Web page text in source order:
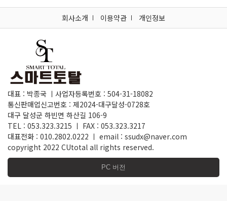
회사소개 이용약관 개인정보
대표 : 박종국 ㅣ사업자등록번호 : 504-31-18082
통신판매업신고번호 : 제2024-대구달성-0728호
대구 달성군 하빈면 하산길 106-9
TEL : 053.323.3215 ㅣ FAX : 053.323.3217
대표전화 : 010.2802.0222 ㅣ email : ssudx@naver.com
copyright 2022 CUtotal all rights reserved.
PC 버전